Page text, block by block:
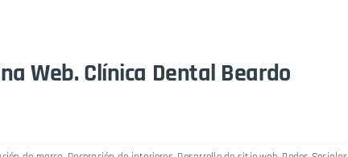
Web. Clínica Dental Beardo